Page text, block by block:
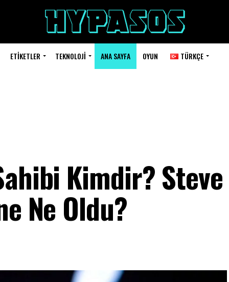
ETIKETLER TEKNOLOJI ANA SAYFA OYUN TÜRKÇE
Kimdir? Steve
Ne Oldu?